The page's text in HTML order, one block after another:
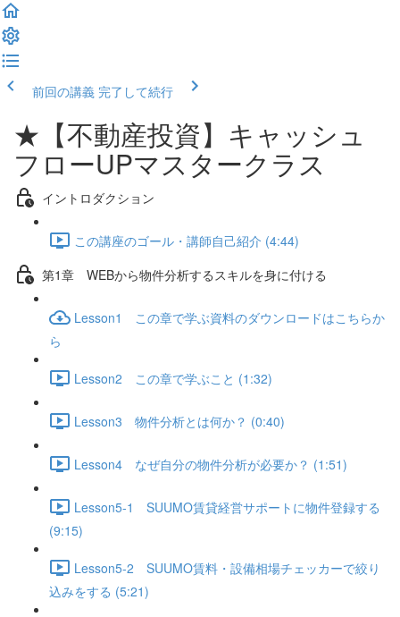
前回の講義 完了して続行
★【不動産投資】キャッシュ
フローUPマスタークラス
イントロダクション
この講座のゴール・講師自己紹介 (4:44)
第1章 WEBから物件分析するスキルを身に付ける
Lesson1 この章で学ぶ資料のダウンロードはこちらか
ら
Lesson2 この章で学ぶこと (1:32)
Lesson3 物件分析とは何か？ (0:40)
Lesson4 なぜ自分の物件分析が必要か？ (1:51)
Lesson5-1 SUUMO賃貸経営サポートに物件登録する
(9:15)
Lesson5-2 SUUMO賃料・設備相場チェッカーで絞り
込みをする (5:21)